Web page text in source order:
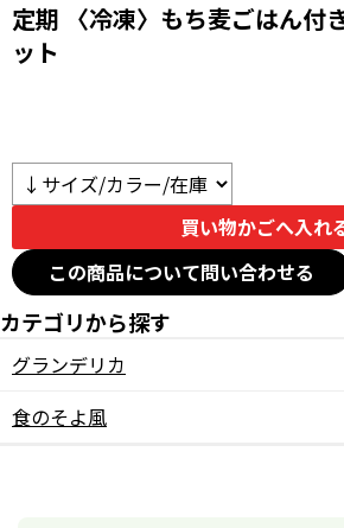
定期 〈冷凍〉もち麦ごはん付
ット
この商品について問い合わせる
カテゴリから探す
グランデリカ
食のそよ風